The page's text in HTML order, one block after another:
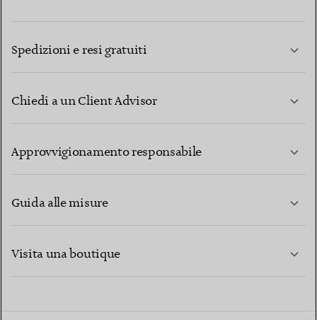
Spedizioni e resi gratuiti
Chiedi a un Client Advisor
Approvvigionamento responsabile
Guida alle misure
Visita una boutique